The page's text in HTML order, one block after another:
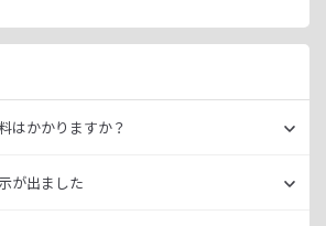
はかかりますか？
ようなことはございませんので、安心し
が出ました